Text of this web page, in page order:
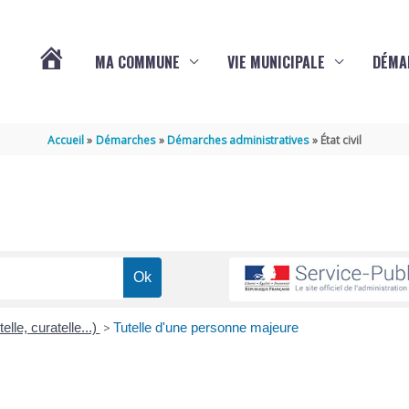
DE
MA COMMUNE VIE MUNICIPALE
Accueil Démarches Démarches administratives État civil
curatelle...) > Tutelle d'une personne majeure